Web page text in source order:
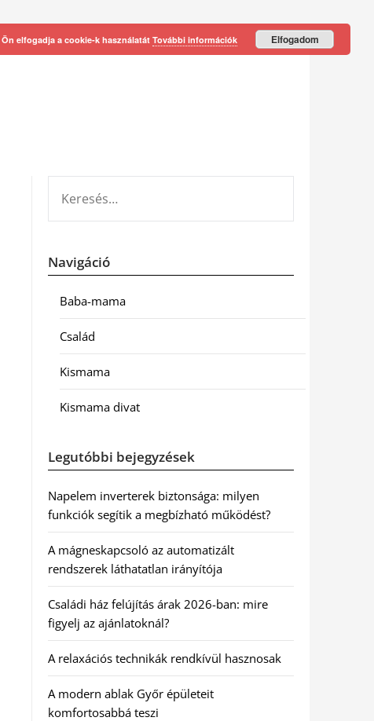
Navigáció
Baba-mama
Család
Kismama
Kismama divat
Legutóbbi bejegyzések
Napelem inverterek biztonsága: milyen
funkciók segítik a megbízható működést?
A mágneskapcsoló az automatizált
rendszerek láthatatlan irányítója
Családi ház felújítás árak 2026-ban: mire
figyelj az ajánlatoknál?
A relaxációs technikák rendkívül hasznosak
A modern ablak Győr épületeit
komfortosabbá teszi
elfogadja a cookie-k használatátTovábbi információk Elfogadom